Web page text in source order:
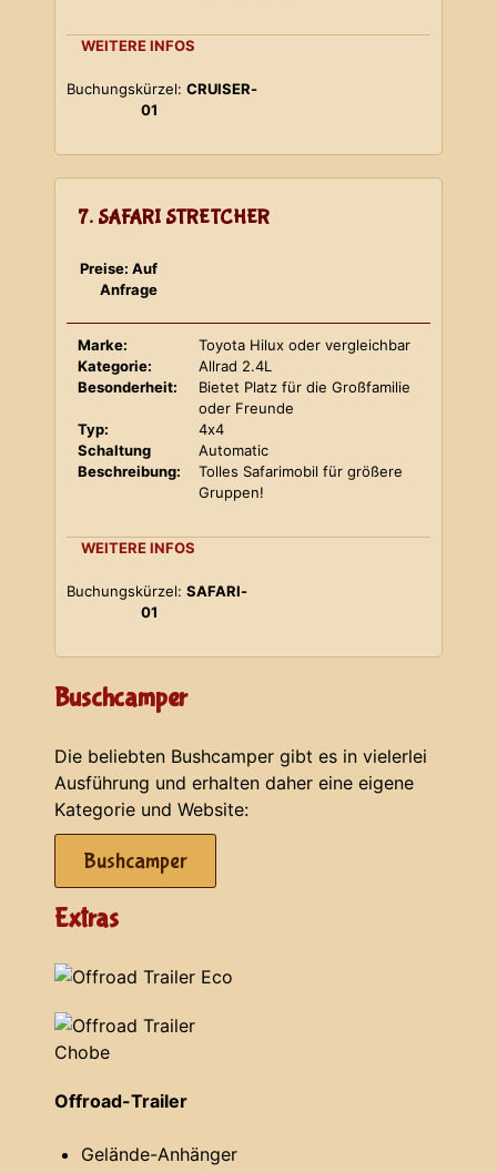
WEITERE INFOS
Buchungskürzel: CRUISER-
01
7. SAFARI STRETCHER
Preise: Auf
Anfrage
Marke:
Toyota Hilux oder vergleichbar
Kategorie:
Allrad 2.4L
Besonderheit:
Bietet Platz für die Großfamilie
oder Freunde
Typ:
4x4
Schaltung
Automatic
Beschreibung:
Tolles Safarimobil für größere
Gruppen!
WEITERE INFOS
Buchungskürzel: SAFARI-
01
Buschcamper
Die beliebten Bushcamper gibt es in vielerlei
Ausführung und erhalten daher eine eigene
Kategorie und Website:
Bushcamper
Extras
Offroad-Trailer
Gelände-Anhänger